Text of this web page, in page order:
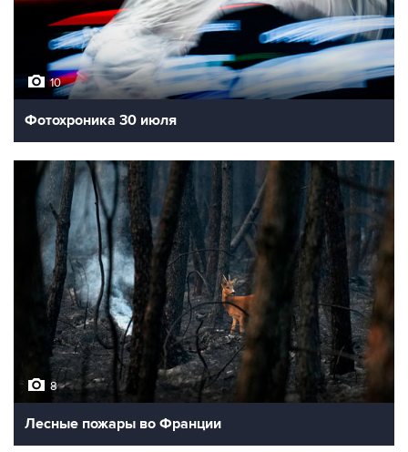
10
Фотохроника 30 июля
8
Лесные пожары во Франции